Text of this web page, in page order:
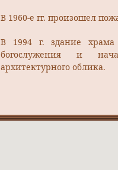
В 1960-е гг. произошел
В 1994 г. здание храма
богослужения и
архитектурного облика.